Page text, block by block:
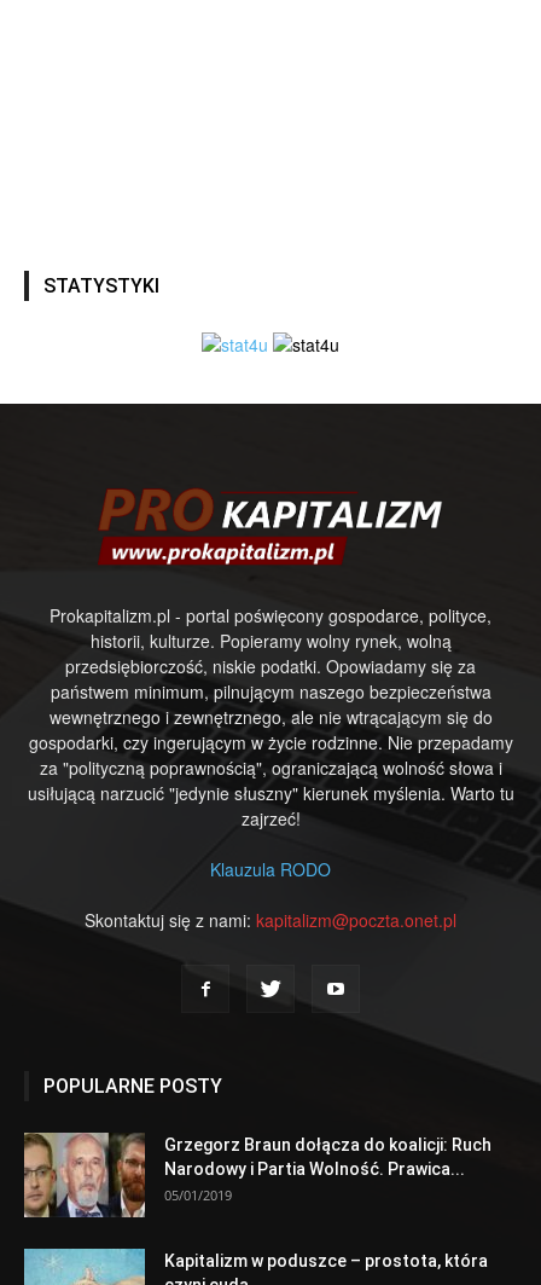
STATYSTYKI
Prokapitalizm.pl - portal poświęcony gospodarce, polityce,
historii, kulturze. Popieramy wolny rynek, wolną
przedsiębiorczość, niskie podatki. Opowiadamy się za
państwem minimum, pilnującym naszego bezpieczeństwa
wewnętrznego i zewnętrznego, ale nie wtrącającym się do
gospodarki, czy ingerującym w życie rodzinne. Nie przepadamy
za "polityczną poprawnością", ograniczającą wolność słowa i
usiłującą narzucić "jedynie słuszny" kierunek myślenia. Warto tu
zajrzeć!
Klauzula RODO
Skontaktuj się z nami: kapitalizm@poczta.onet.pl
POPULARNE POSTY
Grzegorz Braun dołącza do koalicji: Ruch
Narodowy i Partia Wolność. Prawica...
05/01/2019
Kapitalizm w poduszce – prostota, która